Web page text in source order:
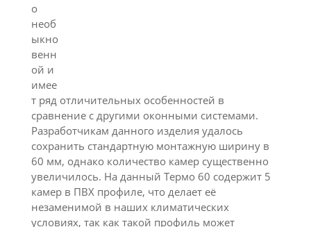
о
необ
ыкно
венн
ой и
имее
т ряд отличительных особенностей в
сравнение с другими оконными системами.
Разработчикам данного изделия удалось
сохранить стандартную монтажную ширину в
60 мм, однако количество камер существенно
увеличилось. На данный Термо 60 содержит 5
камер в ПВХ профиле, что делает её
незаменимой в наших климатических
условиях, так как такой профиль может